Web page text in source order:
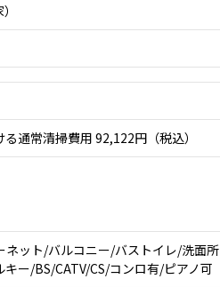
通常清掃費用 92,122円（税込）
ット/バルコニー/バストイレ/洗面所
ー/BS/CATV/CS/コンロ有/ピアノ可